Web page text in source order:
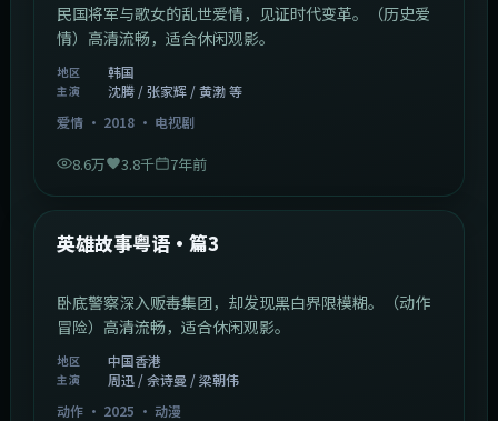
民国将军与歌女的乱世爱情，见证时代变革。（历史爱
情）高清流畅，适合休闲观影。
地区 韩国
主演
沈腾 / 张家辉 / 黄渤 等
爱情· 2018· 电视剧
8.6万 3.8千 7年前
热门
英雄故事粤语·篇3
卧底警察深入贩毒集团，却发现黑白界限模糊。（动作
冒险）高清流畅，适合休闲观影。
地区 中国香港
主演
周迅 / 佘诗曼 / 梁朝伟
动作· 2025 · 动漫